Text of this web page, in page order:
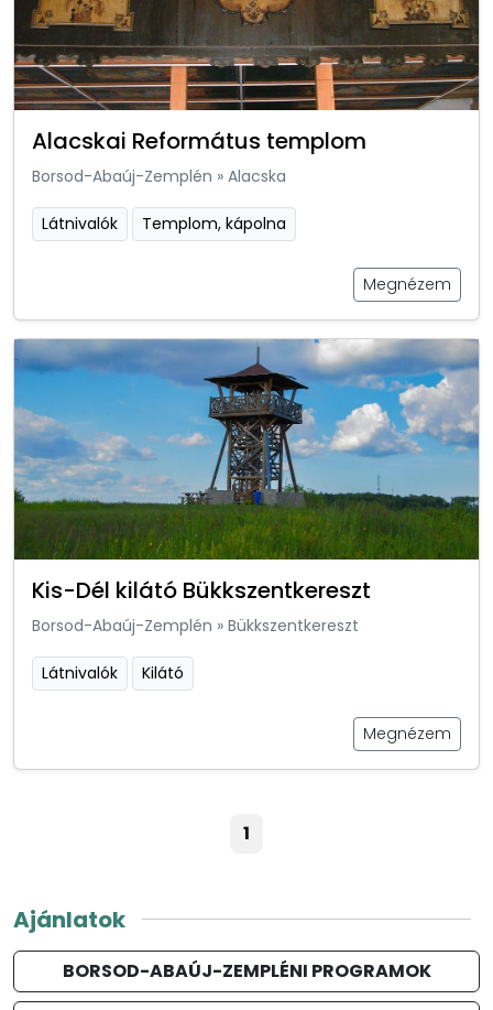
Alacskai Református templom
Borsod-Abaúj-Zemplén » Alacska
Látnivalók Templom, kápolna
Megnézem
Kis-Dél kilátó Bükkszentkereszt
Borsod-Abaúj-Zemplén » Bükkszentkereszt
Látnivalók Kilátó
Megnézem
1
Ajánlatok
BORSOD-ABAÚJ-ZEMPLÉNI PROGRAMOK